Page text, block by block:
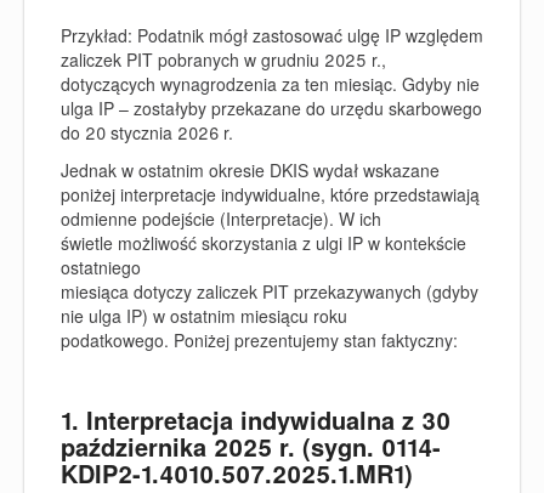
Przykład: Podatnik mógł zastosować ulgę IP względem
zaliczek PIT pobranych w grudniu 2025 r.,
dotyczących wynagrodzenia za ten miesiąc. Gdyby nie
ulga IP – zostałyby przekazane do urzędu skarbowego
do 20 stycznia 2026 r.
Jednak w ostatnim okresie DKIS wydał wskazane
poniżej interpretacje indywidualne, które przedstawiają
odmienne podejście (Interpretacje). W ich
świetle możliwość skorzystania z ulgi IP w kontekście
ostatniego
miesiąca dotyczy zaliczek PIT przekazywanych (gdyby
nie ulga IP) w ostatnim miesiącu roku
podatkowego. Poniżej prezentujemy stan faktyczny:
1. Interpretacja indywidualna z 30
października 2025 r. (sygn. 0114-
KDIP2-1.4010.507.2025.1.MR1)